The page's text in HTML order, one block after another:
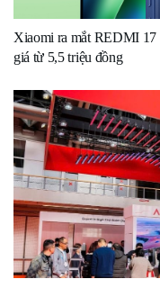
Xiaomi ra mắt REDMI 17
giá từ 5,5 triệu đồng